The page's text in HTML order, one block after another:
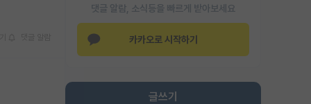
댓글 알람, 소식등을 빠르게 받아보세요
카카오로 시작하기
글쓰기